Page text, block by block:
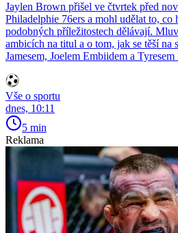
Jaylen Brown přišel ve čtvrtek před
Philadelphie 76ers a mohl udělat to, co
podobných příležitostech dělávají.
ambicích na titul a o tom, jak se těší na
Jamesem, Joelem Embiidem a
Vše o sportu
dnes, 10:11
5 min
Reklama